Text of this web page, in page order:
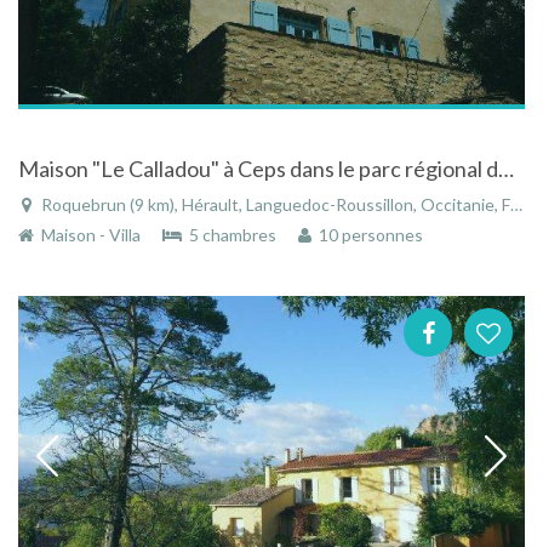
Maison "Le Calladou" à Ceps dans le parc régional du haut languedoc
Roquebrun (9 km), Hérault, Languedoc-Roussillon, Occitanie, France
Maison - Villa
5 chambres 10 personnes